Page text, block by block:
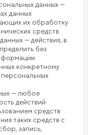
данных —
данных
их обработку
средств.
— действия, в
без
конкретному
— любое
действий
средств
таких средств с
запись,